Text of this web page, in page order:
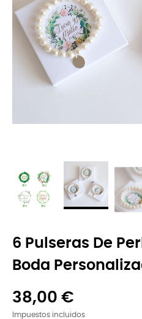
6 Pulseras De
Boda
38,00 €
Impuestos incluidos